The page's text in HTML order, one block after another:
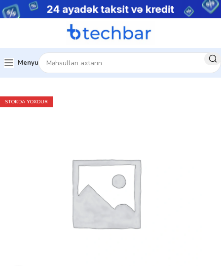
Menyu
Ev Noutbuklar Biznes noutbukları
STOKDA YOXDUR